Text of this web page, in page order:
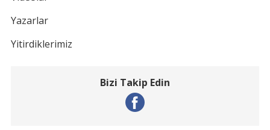
Yazarlar
Yitirdiklerimiz
Bizi Takip Edin